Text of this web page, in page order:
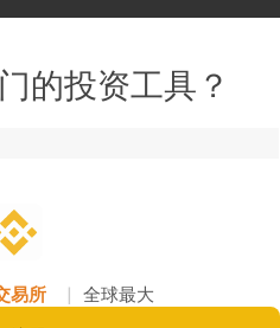
的投资工具？
易所 | 全球最大